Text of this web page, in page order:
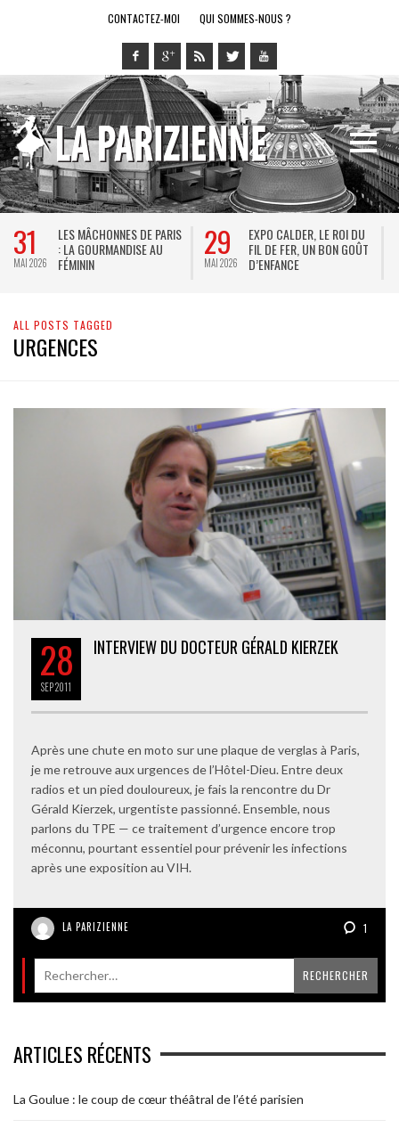
CONTACTEZ-MOI QUI SOMMES-NOUS ?
31
MAI 2026
LES MÂCHONNES DE PARIS
: LA GOURMANDISE AU
FÉMININ
29
MAI 2026
EXPO CALDER, LE ROI DU
FIL DE FER, UN BON GOÛT
D’ENFANCE
ALL POSTS TAGGED
URGENCES
28
SEP2011
INTERVIEW DU DOCTEUR GÉRALD KIERZEK
Après une chute en moto sur une plaque de verglas à Paris,
je me retrouve aux urgences de l’Hôtel-Dieu. Entre deux
radios et un pied douloureux, je fais la rencontre du Dr
Gérald Kierzek, urgentiste passionné. Ensemble, nous
parlons du TPE — ce traitement d’urgence encore trop
méconnu, pourtant essentiel pour prévenir les infections
après une exposition au VIH.
LA PARIZIENNE 1
ARTICLES RÉCENTS
La Goulue : le coup de cœur théâtral de l’été parisien